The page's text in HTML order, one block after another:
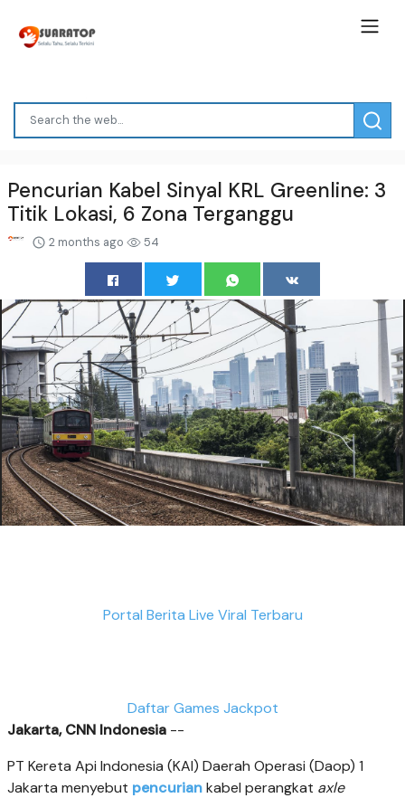
Pencurian Kabel Sinyal KRL Greenline: 3
Titik Lokasi, 6 Zona Terganggu
2 months ago 54
Portal Berita Live Viral Terbaru
Daftar Games Jackpot
Jakarta, CNN Indonesia --
PT Kereta Api Indonesia (KAI) Daerah Operasi (Daop) 1
Jakarta menyebut pencuriankabel perangkat axle